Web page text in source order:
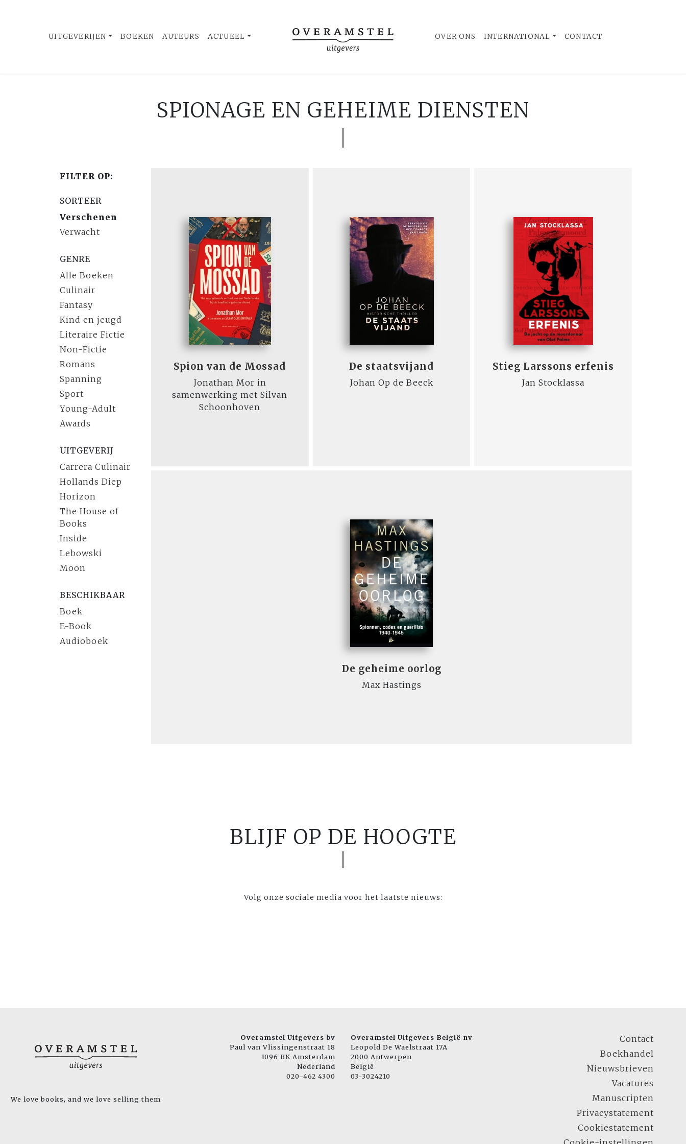
UITGEVERIJEN BOEKEN AUTEURS ACTUEEL OVER ONS INTERNATIONAL CONTACT
SPIONAGE EN GEHEIME DIENSTEN
FILTER OP:
SORTEER
Verschenen
Verwacht
GENRE
Alle Boeken
Culinair
Fantasy
Kind en jeugd
Literaire Fictie
Non-Fictie
Romans
Spanning
Sport
Young-Adult
Awards
UITGEVERIJ
Carrera Culinair
Hollands Diep
Horizon
The House of
Books
Inside
Lebowski
Moon
BESCHIKBAAR
Boek
E-Book
Audioboek
Spion van de Mossad
Jonathan Mor in
samenwerking met Silvan
Schoonhoven
De staatsvijand
Johan Op de Beeck
Stieg Larssons erfenis
Jan Stocklassa
De geheime oorlog
Max Hastings
BLIJF OP DE HOOGTE
Volg onze sociale media voor het laatste nieuws:
We love books, and we love selling them
Overamstel Uitgevers bv
Paul van Vlissingenstraat 18
1096 BK Amsterdam
Nederland
020-462 4300
Overamstel Uitgevers België nv
Leopold De Waelstraat 17A
2000 Antwerpen
België
03-3024210
Contact
Boekhandel
Nieuwsbrieven
Vacatures
Manuscripten
Privacystatement
Cookiestatement